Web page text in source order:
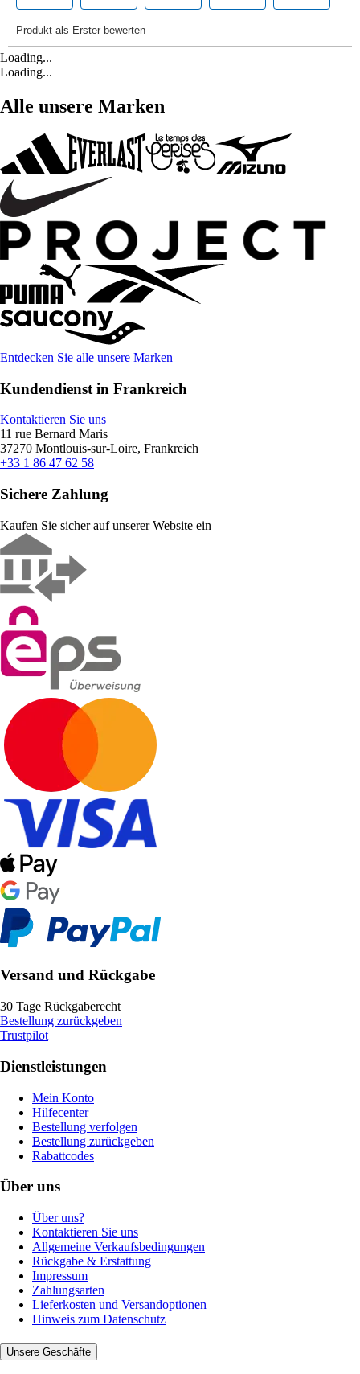
Loading...
Loading...
Alle unsere Marken
Entdecken Sie alle unsere Marken
Kundendienst in Frankreich
Kontaktieren Sie uns
11 rue Bernard Maris
37270 Montlouis-sur-Loire, Frankreich
+33 1 86 47 62 58
Sichere Zahlung
Kaufen Sie sicher auf unserer Website ein
Versand und Rückgabe
30 Tage Rückgaberecht
Bestellung zurückgeben
Trustpilot
Dienstleistungen
Mein Konto
Hilfecenter
Bestellung verfolgen
Bestellung zurückgeben
Rabattcodes
Über uns
Über uns?
Kontaktieren Sie uns
Allgemeine Verkaufsbedingungen
Rückgabe & Erstattung
Impressum
Zahlungsarten
Lieferkosten und Versandoptionen
Hinweis zum Datenschutz
Unsere Geschäfte